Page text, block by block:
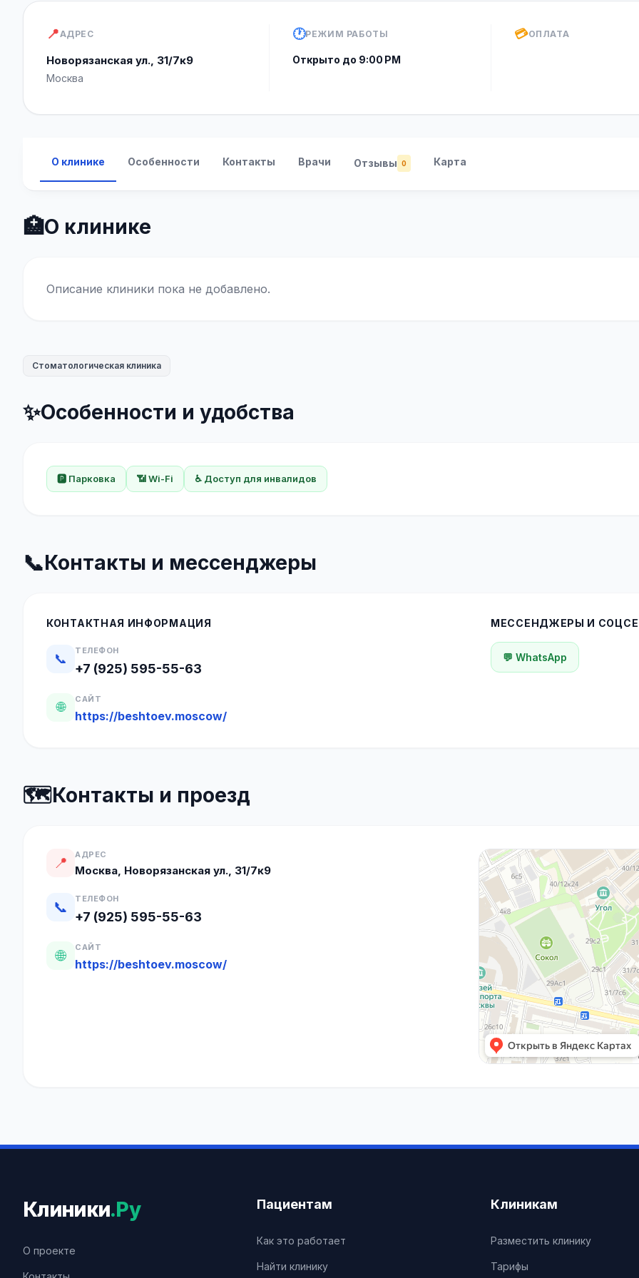
📍АДРЕС
Новорязанская ул., 31/7к9
Москва
🕐РЕЖИМ РАБОТЫ
Открыто до 9:00 PM
💳ОПЛАТА
О клинике Особенности Контакты Врачи Отзывы 0 Карта
🏥О клинике
Описание клиники пока не добавлено.
Стоматологическая клиника
✨Особенности и удобства
🅿️ Парковка 📶 Wi-Fi ♿ Доступ для инвалидов
📞Контакты и мессенджеры
КОНТАКТНАЯ ИНФОРМАЦИЯ
📞
ТЕЛЕФОН
+7 (925) 595-55-63
🌐
САЙТ
https://beshtoev.moscow/
МЕССЕНДЖЕРЫ И
💬 WhatsApp
🗺️Контакты и проезд
📍 АДРЕС
Москва, Новорязанская ул., 31/7к9
📞 ТЕЛЕФОН
+7 (925) 595-55-63
🌐 САЙТ
https://beshtoev.moscow/
Клиники.Ру
О проекте
Пациентам
Как это работает
Найти клинику
Клиникам
Разместить клинику
Тарифы